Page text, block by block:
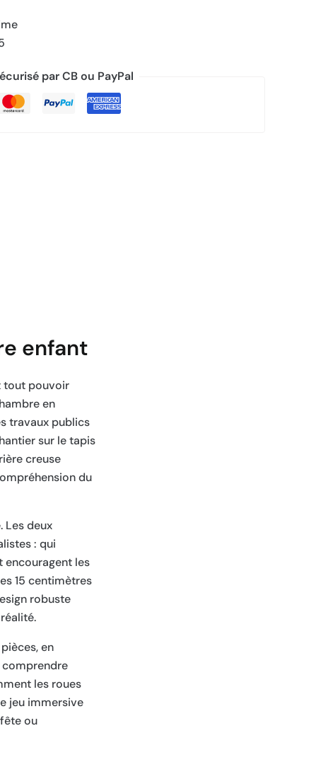
par CB ou PayPal
enfant
tout pouvoir
en
travaux publics
sur le tapis
creuse
du
Les deux
: qui
encouragent les
15 centimètres
robuste
en
comprendre
les roues
jeu immersive
ou